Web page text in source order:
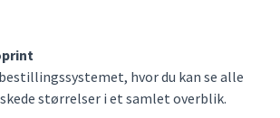
hvor du kan se alle
størrelser i et samlet overblik.